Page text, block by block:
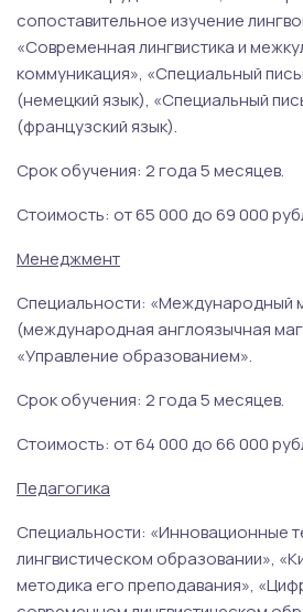
сопоставительное изучение
«Современная лингвистика и
коммуникация», «Специальный
(немецкий язык), «Специальный
(французский язык).
Срок обучения: 2 года 5 месяцев.
Стоимость: от 65 000 до 69 000
Менеджмент
Специальности: «Международный
(международная англоязычная
«Управление образованием».
Срок обучения: 2 года 5 месяцев.
Стоимость: от 64 000 до 66 000
Педагогика
Специальности: «Инновационные
лингвистическом образовании»,
методика его преподавания»,